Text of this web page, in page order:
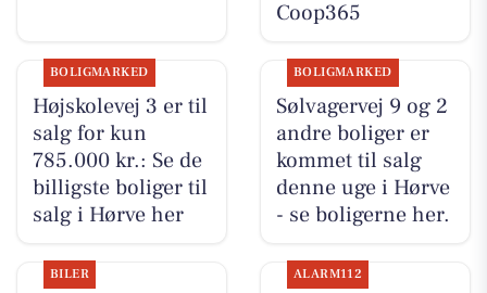
Coop365
BOLIGMARKED
Højskolevej 3 er til
salg for kun
785.000 kr.: Se de
billigste boliger til
salg i Hørve her
BOLIGMARKED
Sølvagervej 9 og 2
andre boliger er
kommet til salg
denne uge i Hørve
- se boligerne her.
BILER ALARM112